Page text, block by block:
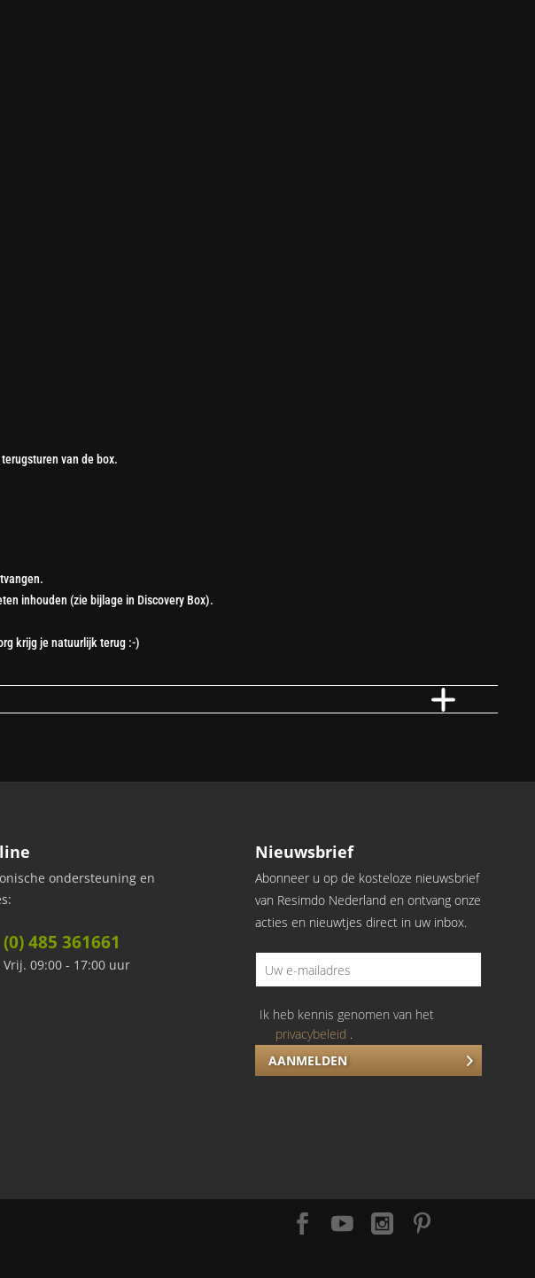
van de box.
inhouden (zie bijlage in Discovery Box).
krijg je natuurlijk terug :-)
ondersteuning en
485 361661
Vrij. 09:00 - 17:00 uur
Nieuwsbrief
Abonneer u op de kosteloze nieuwsbrief
van Resimdo Nederland en ontvang onze
acties en nieuwtjes direct in uw inbox.
AANMELDEN
Ik heb kennis genomen van het
privacybeleid .